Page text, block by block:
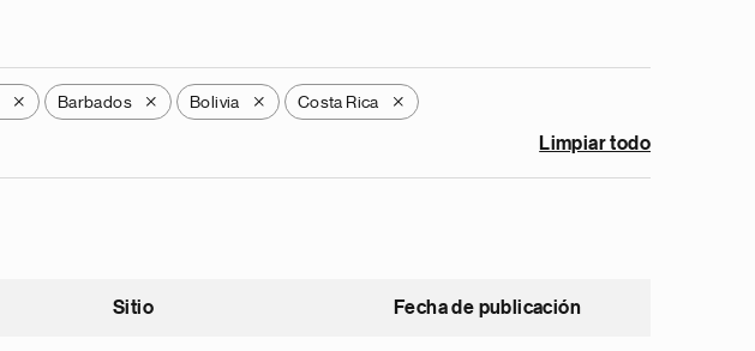
X Barbados X Bolivia X Costa Rica X
Limpiar todo
Sitio Fecha de publicación